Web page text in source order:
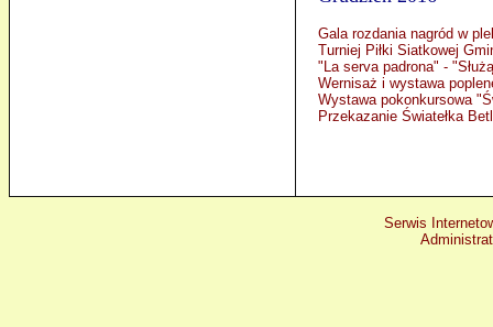
Gala rozdania nagród w
Turniej Piłki Siatkowej
"La serva padrona" -
Wernisaż i wystawa
Wystawa pokonkursowa
Przekazanie Światełka
Serwis